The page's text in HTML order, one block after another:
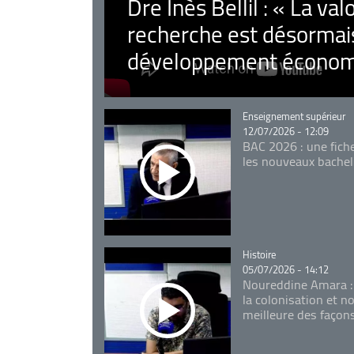
recherche est
développement
Catégorie
Enseignement supérieur
12/07/2026 - 12:09
BAC 2026 : une
les nouveaux
Catégorie
Histoire
05/07/2026 - 14:12
Noureddine Amara
la colonisation et
meilleure des